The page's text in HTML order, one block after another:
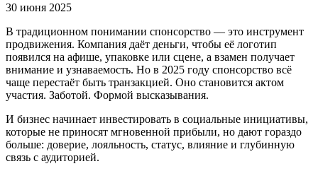
30 июня 2025
В традиционном понимании спонсорство — это инструмент
продвижения. Компания даёт деньги, чтобы её логотип
появился на афише, упаковке или сцене, а взамен получает
внимание и узнаваемость. Но в 2025 году спонсорство всё
чаще перестаёт быть транзакцией. Оно становится актом
участия. Заботой. Формой высказывания.
И бизнес начинает инвестировать в социальные инициативы,
которые не приносят мгновенной прибыли, но дают гораздо
больше: доверие, лояльность, статус, влияние и глубинную
связь с аудиторией.